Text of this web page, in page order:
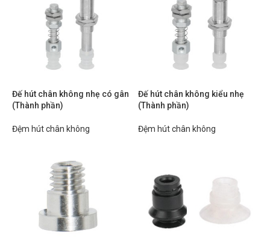
Đế hút chân không nhẹ có gân
(Thành phần)
Đệm hút chân không
Đế hút chân không kiểu nhẹ
(Thành phần)
Đệm hút chân không